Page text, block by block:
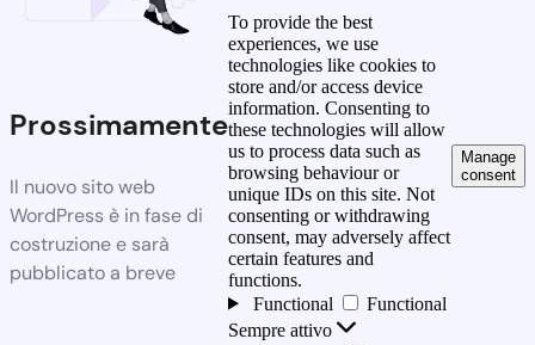
Prossimamente
Il nuovo sito web
WordPress è in fase di
costruzione e sarà
pubblicato a breve
To provide the best
experiences, we use
technologies like cookies to
store and/or access device
information. Consenting to
these technologies will allow
us to process data such as
browsing behaviour or
unique IDs on this site. Not
consenting or withdrawing
consent, may adversely affect
certain features and
functions.
Functional
Functional
Sempre attivo
Manage
consent